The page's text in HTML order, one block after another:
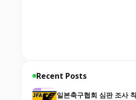
Recent Posts
일본축구협회 심판 조사